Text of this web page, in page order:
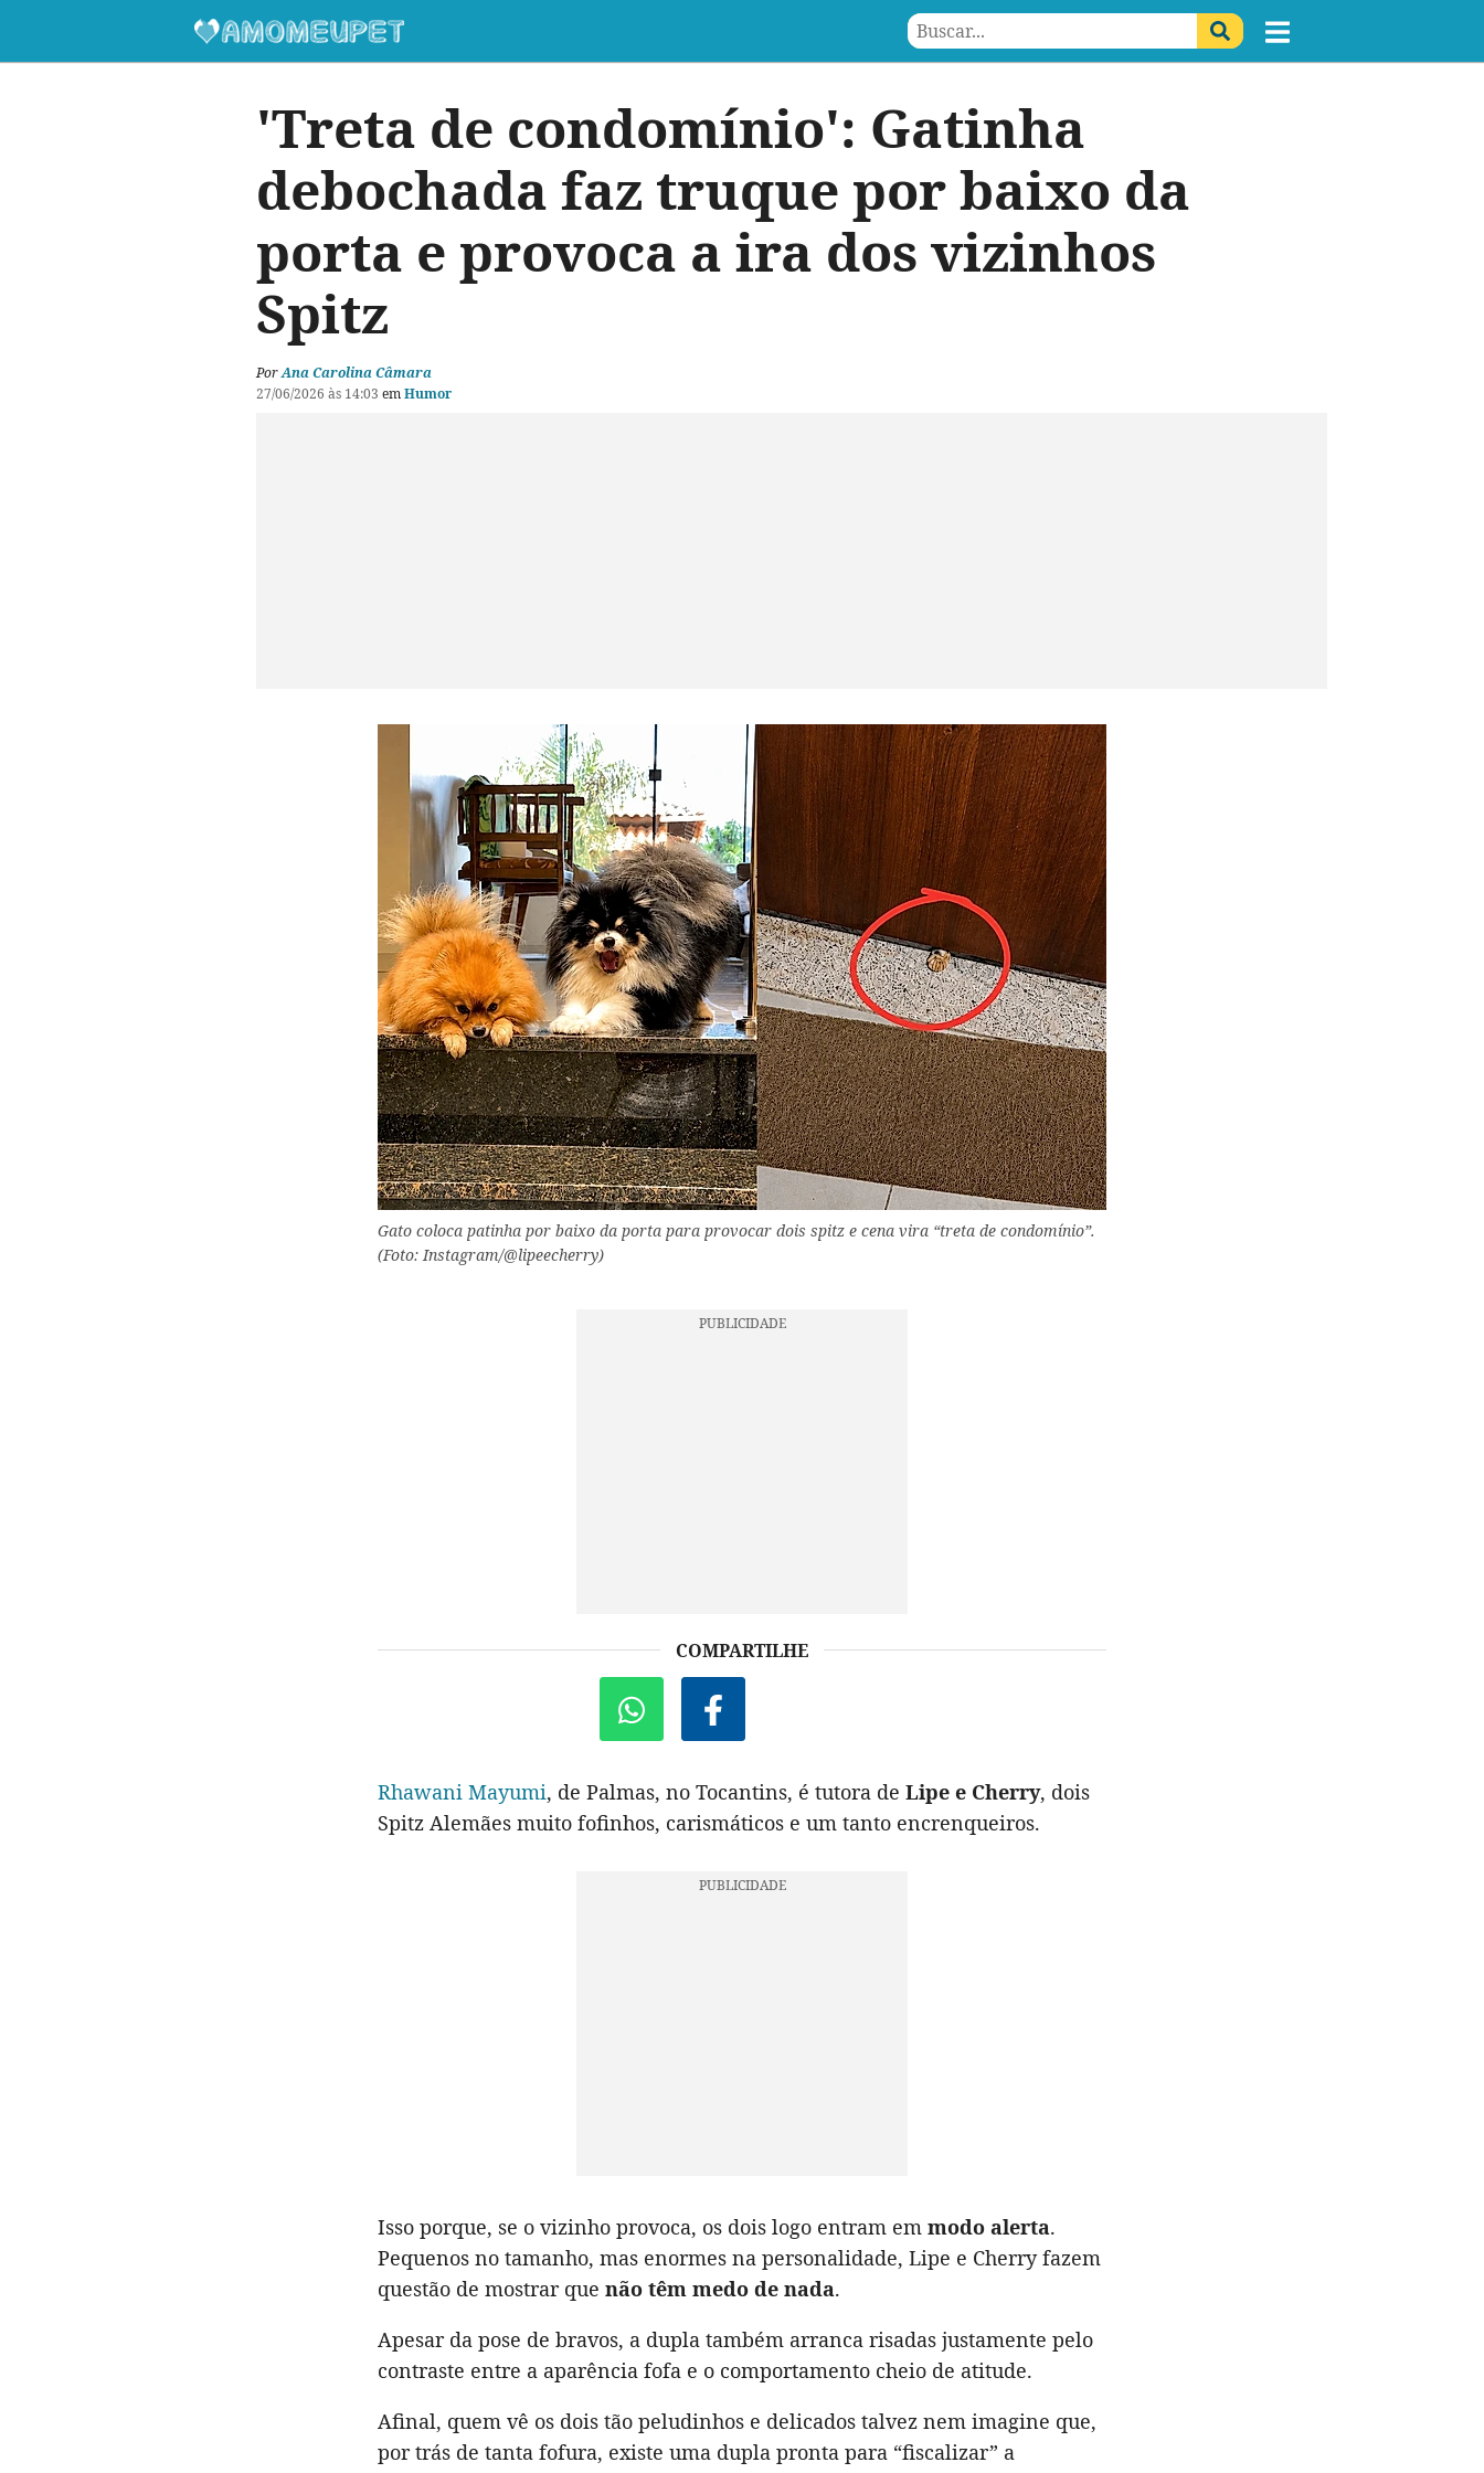
'Treta de condomínio': Gatinha
debochada faz truque por baixo da
porta e provoca a ira dos vizinhos
Spitz
PorAna Carolina Câmara
27/06/2026 às 14:03 emHumor
Gato coloca patinha por baixo da porta para provocar dois spitz e cena vira “treta de condomínio”.
(Foto: Instagram/@lipeecherry)
COMPARTILHE
Rhawani Mayumi, de Palmas, no Tocantins, é tutora de Lipe e Cherry, dois
Spitz Alemães muito fofinhos, carismáticos e um tanto encrenqueiros.
Isso porque, se o vizinho provoca, os dois logo entram em modo alerta.
Pequenos no tamanho, mas enormes na personalidade, Lipe e Cherry fazem
questão de mostrar que não têm medo de nada.
Apesar da pose de bravos, a dupla também arranca risadas justamente pelo
contraste entre a aparência fofa e o comportamento cheio de atitude.
Afinal, quem vê os dois tão peludinhos e delicados talvez nem imagine que,
por trás de tanta fofura, existe uma dupla pronta para “fiscalizar” a